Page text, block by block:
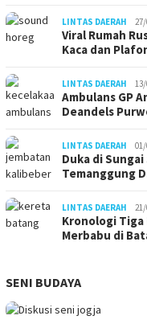
LINTAS DAERAH
Viral Rumah
Kaca dan
LINTAS DAERAH
Ambulans GP
Deandels
LINTAS DAERAH
Duka di
Temanggung
LINTAS DAERAH
Kronologi Tiga
Merbabu di
SENI BUDAYA